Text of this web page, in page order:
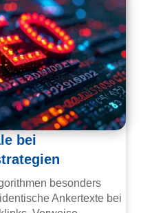
bei
besonders
Ankertexte bei